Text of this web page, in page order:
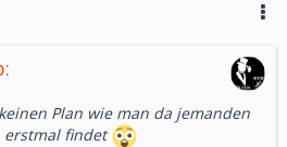
Plan wie man da jemanden
erstmal findet